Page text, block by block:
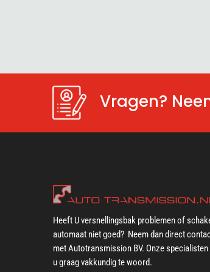
Vragen?
Heeft U versnellingsbak problemen of
automaat niet goed? Neem dan direct
met Autotransmission BV. Onze
u graag vakkundig te woord.